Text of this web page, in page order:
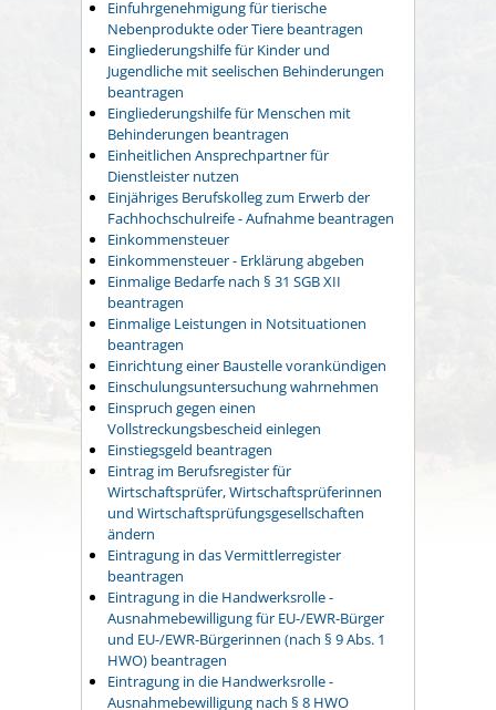
Einfuhrgenehmigung für tierische
Nebenprodukte oder Tiere beantragen
Eingliederungshilfe für Kinder und
Jugendliche mit seelischen Behinderungen
beantragen
Eingliederungshilfe für Menschen mit
Behinderungen beantragen
Einheitlichen Ansprechpartner für
Dienstleister nutzen
Einjähriges Berufskolleg zum Erwerb der
Fachhochschulreife - Aufnahme beantragen
Einkommensteuer
Einkommensteuer - Erklärung abgeben
Einmalige Bedarfe nach § 31 SGB XII
beantragen
Einmalige Leistungen in Notsituationen
beantragen
Einrichtung einer Baustelle vorankündigen
Einschulungsuntersuchung wahrnehmen
Einspruch gegen einen
Vollstreckungsbescheid einlegen
Einstiegsgeld beantragen
Eintrag im Berufsregister für
Wirtschaftsprüfer, Wirtschaftsprüferinnen
und Wirtschaftsprüfungsgesellschaften
ändern
Eintragung in das Vermittlerregister
beantragen
Eintragung in die Handwerksrolle -
Ausnahmebewilligung für EU-/EWR-Bürger
und EU-/EWR-Bürgerinnen (nach § 9 Abs. 1
HWO) beantragen
Eintragung in die Handwerksrolle -
Ausnahmebewilligung nach § 8 HWO